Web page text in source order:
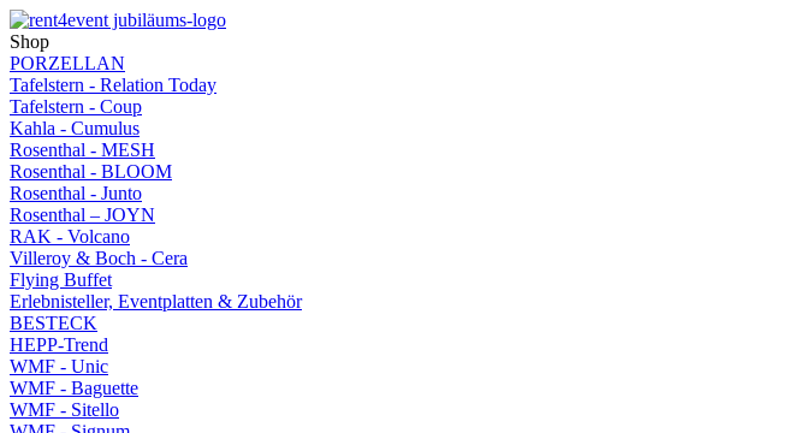
Shop
PORZELLAN
Tafelstern - Relation Today
Tafelstern - Coup
Kahla - Cumulus
Rosenthal - MESH
Rosenthal - BLOOM
Rosenthal - Junto
Rosenthal – JOYN
RAK - Volcano
Villeroy & Boch - Cera
Flying Buffet
Erlebnisteller, Eventplatten & Zubehör
BESTECK
HEPP-Trend
WMF - Unic
WMF - Baguette
WMF - Sitello